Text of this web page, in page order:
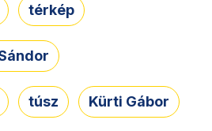
térkép
túsz Kürti Gábor